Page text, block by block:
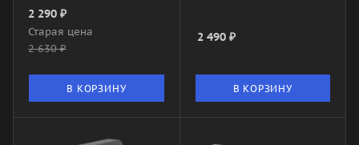
2 290 ₽
Старая цена
2 630₽
В КОРЗИНУ
2 490₽
В КОРЗИНУ